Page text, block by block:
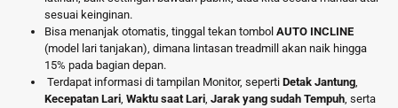
sesuai keinginan.
Bisa menanjak otomatis, tinggal tekan tombol AUTO INCLINE
(model lari tanjakan), dimana lintasan treadmill akan naik hingga
15% pada bagian depan.
Terdapat informasi di tampilan Monitor, seperti Detak Jantung,
Kecepatan Lari, Waktu saat Lari, Jarak yang sudah Tempuh, serta